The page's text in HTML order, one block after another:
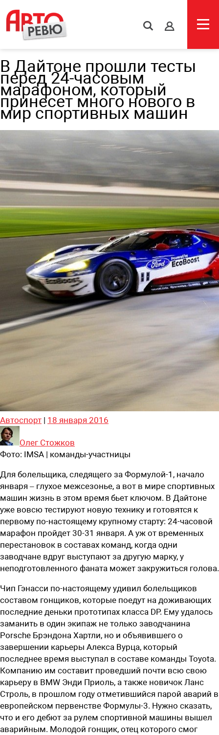
s
В Дайтоне прошли тесты
перед 24-часовым
марафоном, который
принесет много нового в
мир спортивных машин
Автоспорт | 18 января 2016
Олег Стожков
Фото: IMSA | команды-участницы
Для болельщика, следящего за Формулой-1, начало
января – глухое межсезонье, а вот в мире спортивных
машин жизнь в этом время бьет ключом. В Дайтоне
уже вовсю тестируют новую технику и готовятся к
первому по-настоящему крупному старту: 24-часовой
марафон пройдет 30-31 января. А уж от временных
перестановок в составах команд, когда одни
заводчане вдруг выступают за другую марку, у
неподготовленного фаната может закружиться голова.
Чип Гэнасси по-настоящему удивил болельщиков
составом гонщиков, которые поедут на доживающих
последние деньки прототипах класса DP. Ему удалось
заманить в один экипаж не только заводчанина
Porsche Брэндона Хартли, но и объявившего о
завершении карьеры Алекса Вурца, который
последнее время выступал в составе команды Toyota.
Компанию им составит проведший почти всю свою
карьеру в BMW Энди Приоль, а также новичок Ланс
Строль, в прошлом году отметившийся парой аварий в
европейском первенстве Формулы-3. Нужно сказать,
что и его дебют за рулем спортивной машины вышел
аварийным. Молодой гонщик, отец которого смог